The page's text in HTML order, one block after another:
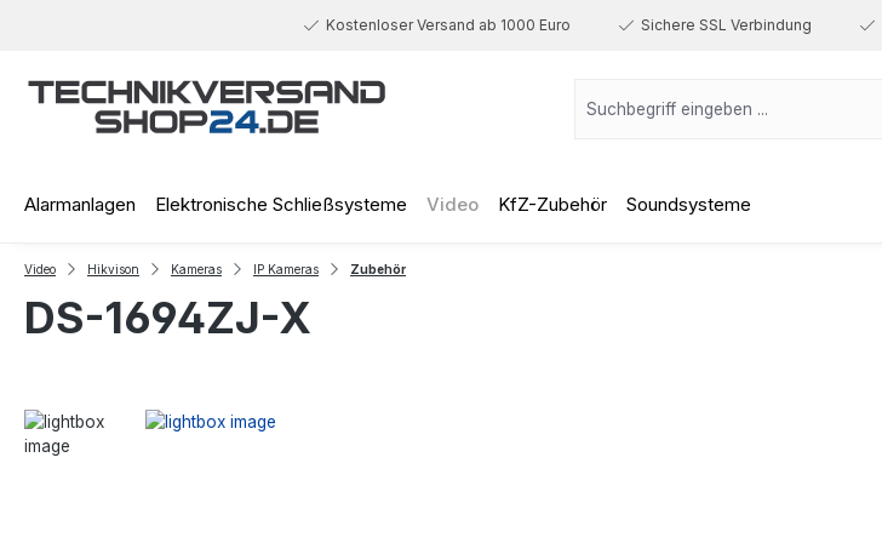
Kostenloser Versand ab 1000 Euro Sichere SSL Verbindung
Alarmanlagen Elektronische Schließsysteme Video KfZ-Zubehör Soundsysteme
Video Hikvison Kameras IP Kameras Zubehör
DS-1694ZJ-X